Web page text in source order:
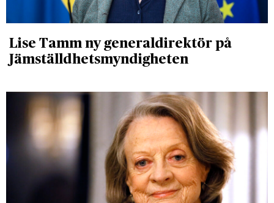
Lise Tamm ny generaldirektör på
Jämställdhetsmyndigheten